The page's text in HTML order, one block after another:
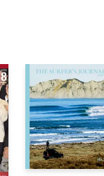
目で初流出、カザ
空手道選手権大